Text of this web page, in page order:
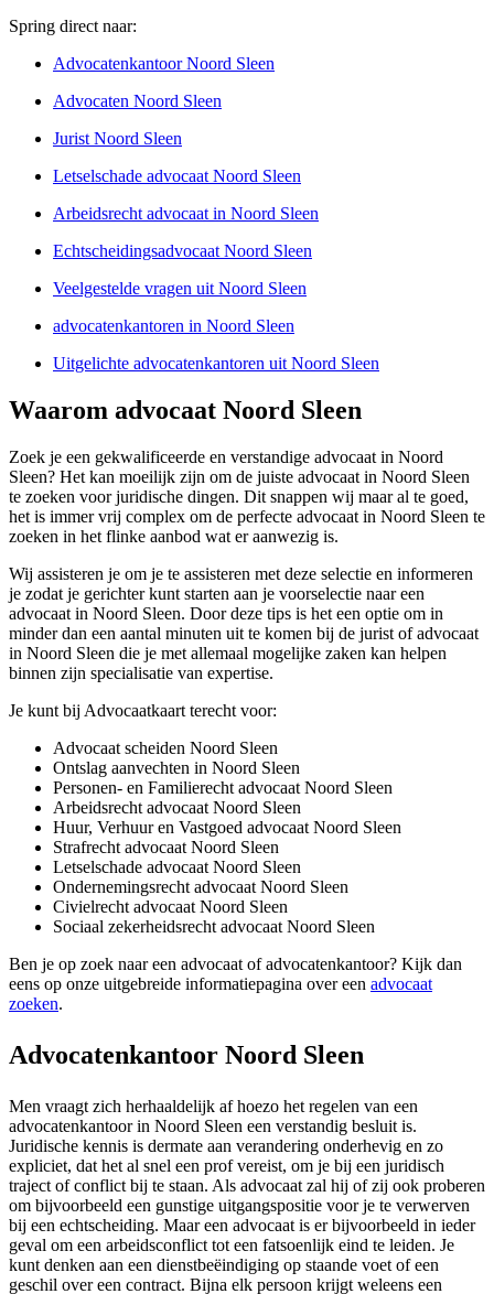
Spring direct naar:
Advocatenkantoor Noord Sleen
Advocaten Noord Sleen
Jurist Noord Sleen
Letselschade advocaat Noord Sleen
Arbeidsrecht advocaat in Noord Sleen
Echtscheidingsadvocaat Noord Sleen
Veelgestelde vragen uit Noord Sleen
advocatenkantoren in Noord Sleen
Uitgelichte advocatenkantoren uit Noord Sleen
Waarom advocaat Noord Sleen
Zoek je een gekwalificeerde en verstandige advocaat in Noord
Sleen? Het kan moeilijk zijn om de juiste advocaat in Noord Sleen
te zoeken voor juridische dingen. Dit snappen wij maar al te goed,
het is immer vrij complex om de perfecte advocaat in Noord Sleen te
zoeken in het flinke aanbod wat er aanwezig is.
Wij assisteren je om je te assisteren met deze selectie en informeren
je zodat je gerichter kunt starten aan je voorselectie naar een
advocaat in Noord Sleen. Door deze tips is het een optie om in
minder dan een aantal minuten uit te komen bij de jurist of advocaat
in Noord Sleen die je met allemaal mogelijke zaken kan helpen
binnen zijn specialisatie van expertise.
Je kunt bij Advocaatkaart terecht voor:
Advocaat scheiden Noord Sleen
Ontslag aanvechten in Noord Sleen
Personen- en Familierecht advocaat Noord Sleen
Arbeidsrecht advocaat Noord Sleen
Huur, Verhuur en Vastgoed advocaat Noord Sleen
Strafrecht advocaat Noord Sleen
Letselschade advocaat Noord Sleen
Ondernemingsrecht advocaat Noord Sleen
Civielrecht advocaat Noord Sleen
Sociaal zekerheidsrecht advocaat Noord Sleen
Ben je op zoek naar een advocaat of advocatenkantoor? Kijk dan
eens op onze uitgebreide informatiepagina over een advocaat
zoeken.
Advocatenkantoor Noord Sleen
Men vraagt zich herhaaldelijk af hoezo het regelen van een
advocatenkantoor in Noord Sleen een verstandig besluit is.
Juridische kennis is dermate aan verandering onderhevig en zo
expliciet, dat het al snel een prof vereist, om je bij een juridisch
traject of conflict bij te staan. Als advocaat zal hij of zij ook proberen
om bijvoorbeeld een gunstige uitgangspositie voor je te verwerven
bij een echtscheiding. Maar een advocaat is er bijvoorbeeld in ieder
geval om een arbeidsconflict tot een fatsoenlijk eind te leiden. Je
kunt denken aan een dienstbeëindiging op staande voet of een
geschil over een contract. Bijna elk persoon krijgt weleens een